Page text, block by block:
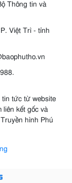
Thông tin và
Việt Trì - tỉnh
tin tức từ website
liên kết gốc và
hình Phú